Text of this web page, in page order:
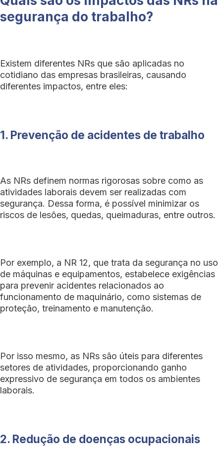
segurança do trabalho?
Existem diferentes NRs que são aplicadas no
cotidiano das empresas brasileiras, causando
diferentes impactos, entre eles:
1. Prevenção de acidentes de trabalho
As NRs definem normas rigorosas sobre como as
atividades laborais devem ser realizadas com
segurança. Dessa forma, é possível minimizar os
riscos de lesões, quedas, queimaduras, entre outros.
Por exemplo, a NR 12, que trata da segurança no uso
de máquinas e equipamentos, estabelece exigências
para prevenir acidentes relacionados ao
funcionamento de maquinário, como sistemas de
proteção, treinamento e manutenção.
Por isso mesmo, as NRs são úteis para diferentes
setores de atividades, proporcionando ganho
expressivo de segurança em todos os ambientes
laborais.
2. Redução de doenças ocupacionais